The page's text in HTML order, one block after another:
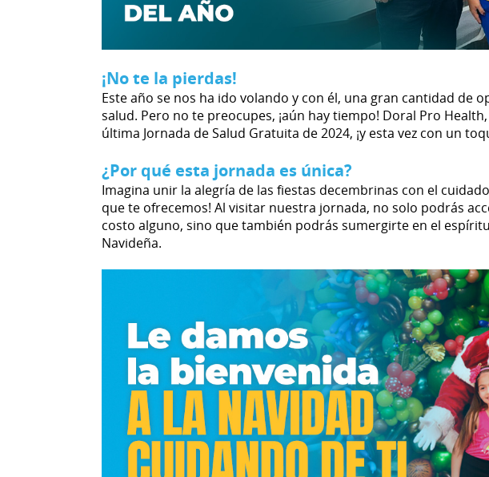
¡No te la pierdas!
Este año se nos ha ido volando y con él, una gran cantidad de
salud. Pero no te preocupes, ¡aún hay tiempo! Doral Pro
última Jornada de Salud Gratuita de 2024, ¡y esta vez con un
¿Por qué esta jornada es única?
Imagina unir la alegría de las fiestas decembrinas con el
que te ofrecemos! Al visitar nuestra jornada, no solo podrás
costo alguno, sino que también podrás sumergirte en el
Navideña.